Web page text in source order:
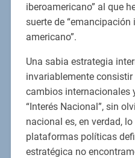
iberoamericano” al que
suerte de “emancipación
americano”.
Una sabia estrategia
invariablemente consistir
cambios internacionales
“Interés Nacional”, sin
nacional es, en verdad,
plataformas políticas
estratégica no